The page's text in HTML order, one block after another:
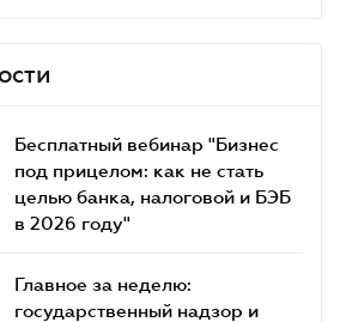
Бесплатный вебинар "Бизнес
под прицелом: как не стать
целью банка, налоговой и БЭБ
в 2026 году"
Главное за неделю:
государственный надзор и